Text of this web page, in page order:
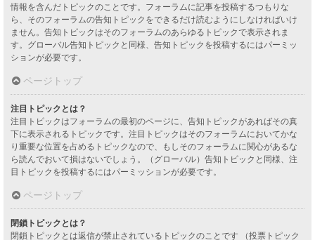
情報を含んだトピックのことです。フォーラムに記事を投稿するつもりな
ら、そのフォーラムの告知トピックをできるだけ読むようにしなければいけ
ません。告知トピックはそのフォーラムのあらゆるトピックで表示されま
す。グローバル告知トピックと同様、告知トピックを投稿するにはパーミッ
ションが必要です。
ページトップ
注目トピックとは？
注目トピックはフォーラムの最初のページに、告知トピックがあればその真
下に表示されるトピックです。注目トピックはそのフォーラムにおいてかな
り重要な位置を占めるトピックなので、もしそのフォーラムに関心があるな
ら読んでおいて損はないでしょう。（グローバル）告知トピックと同様、注
目トピックを投稿するにはパーミッションが必要です。
ページトップ
閉鎖トピックとは？
閉鎖トピックとは返信が禁止されているトピックのことです （投票トピック